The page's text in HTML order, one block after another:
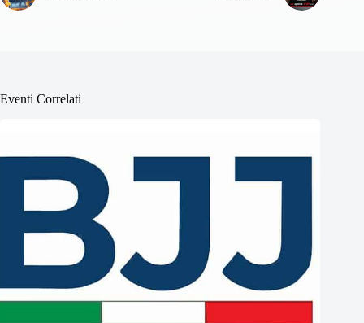
Eventi Correlati